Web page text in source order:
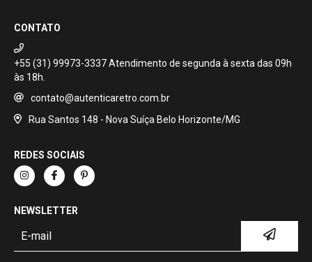
CONTATO
+55 (31) 99973-3337
contato@autenticaretro.com.br
Rua Santos 148 - Nova Suíça Belo Horizonte/MG
REDES SOCIAIS
NEWSLETTER